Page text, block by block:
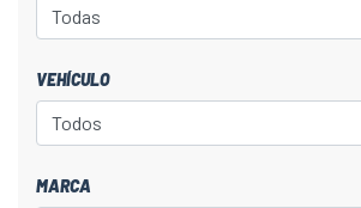
VEHÍCULO
MARCA